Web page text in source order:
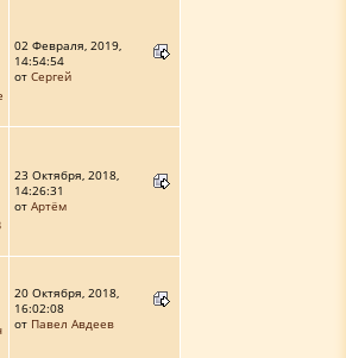
02 Февраля, 2019,
14:54:54
от Сергей
23 Октября, 2018,
14:26:31
от Артём
20 Октября, 2018,
16:02:08
от Павел Авдеев